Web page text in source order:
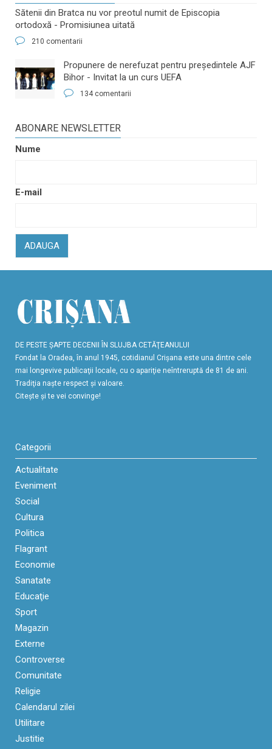
Sătenii din Bratca nu vor preotul numit de Episcopia
ortodoxă - Promisiunea uitată
210 comentarii
​Propunere de nerefuzat pentru preşedintele AJF
Bihor - Invitat la un curs UEFA
134 comentarii
ABONARE NEWSLETTER
Nume
E-mail
ADAUGA
DE PESTE ŞAPTE DECENII ÎN SLUJBA CETĂŢEANULUI
Fondat la Oradea, în anul 1945, cotidianul Crişana este una dintre cele
mai longevive publicaţii locale, cu o apariţie neîntreruptă de 81 de ani.
Tradiţia naşte respect şi valoare.
Citeşte şi te vei convinge!
Categorii
Actualitate
Eveniment
Social
Cultura
Politica
Flagrant
Economie
Sanatate
Educaţie
Sport
Magazin
Externe
Controverse
Comunitate
Religie
Calendarul zilei
Utilitare
Justitie